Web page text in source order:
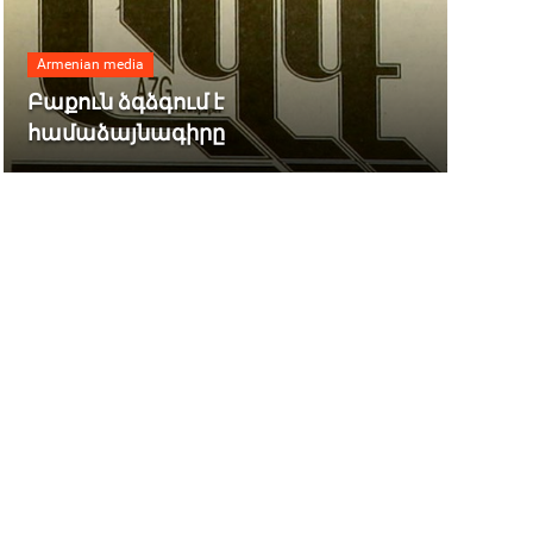
Armenian media
Բաքուն ձգձգում է
համաձայնագիրը